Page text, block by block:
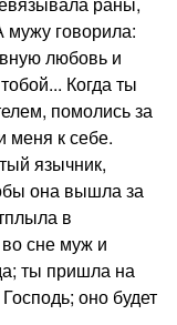
мужу говорила:
любовь и
Когда ты
помолись за
меня к себе.
язычник,
она вышла за
в
сне муж и
ты пришла на
оно будет